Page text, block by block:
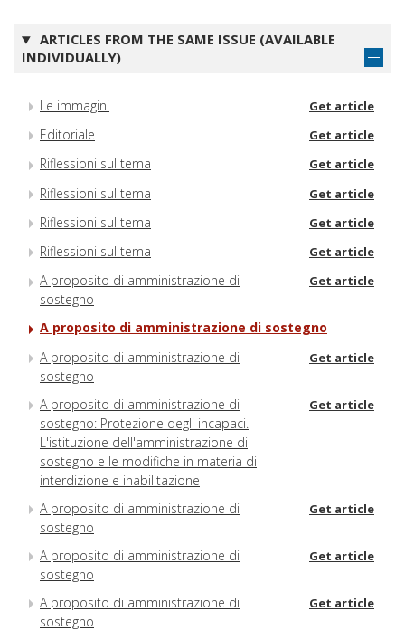
ARTICLES FROM THE SAME ISSUE (AVAILABLE
INDIVIDUALLY)
Le immagini Get article
Editoriale Get article
Riflessioni sul tema Get article
Riflessioni sul tema Get article
Riflessioni sul tema Get article
Riflessioni sul tema Get article
A proposito di amministrazione di
sostegno
Get article
A proposito di amministrazione di sostegno
A proposito di amministrazione di
sostegno
Get article
A proposito di amministrazione di
sostegno: Protezione degli incapaci.
L'istituzione dell'amministrazione di
sostegno e le modifiche in materia di
interdizione e inabilitazione
Get article
A proposito di amministrazione di
sostegno
Get article
A proposito di amministrazione di
sostegno
Get article
A proposito di amministrazione di
sostegno
Get article